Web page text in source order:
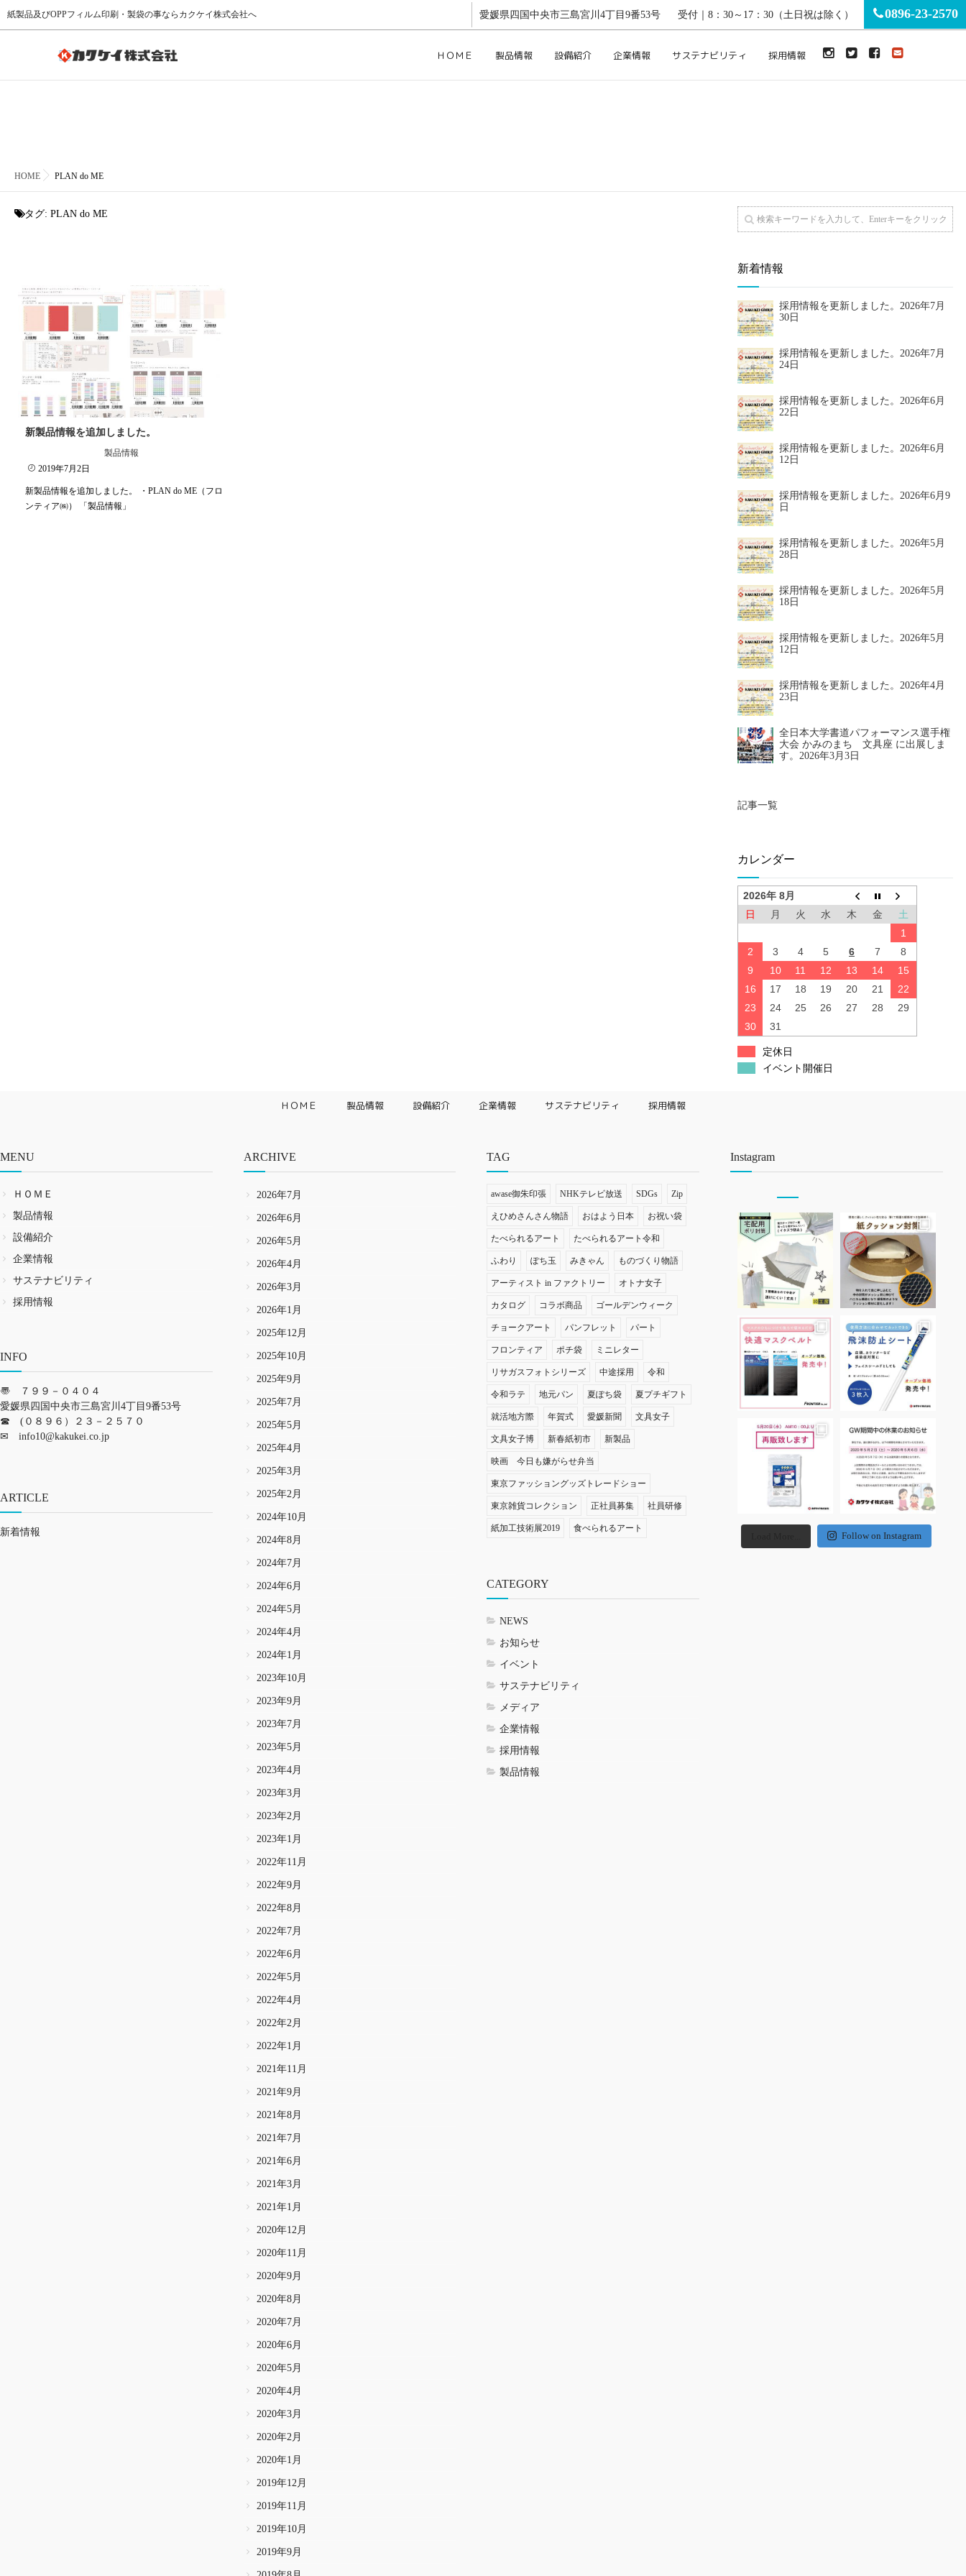
紙製品及びOPPフィルム印刷・製袋の事ならカクケイ株式会社へ 愛媛県四国中央市三島宮川4丁目9番53号 受付｜8：30～17：30（土日祝は除く） 0896-23-2570
ＨＯＭＥ 製品情報 設備紹介 企業情報 サステナビリティ 採用情報
HOME PLAN do ME
タグ: PLAN do ME
新製品情報を追加しました。
製品情報
2019年7月2日
新製品情報を追加しました。 ・PLAN do ME（フロ
ンティア㈱） 「製品情報」
新着情報
採用情報を更新しました。 2026年7月
30日
採用情報を更新しました。 2026年7月
24日
採用情報を更新しました。 2026年6月
22日
採用情報を更新しました。 2026年6月
12日
採用情報を更新しました。 2026年6月9
日
採用情報を更新しました。 2026年5月
28日
採用情報を更新しました。 2026年5月
18日
採用情報を更新しました。 2026年5月
12日
採用情報を更新しました。 2026年4月
23日
全日本大学書道パフォーマンス選手権
大会 かみのまち 文具座 に出展しま
す。 2026年3月3日
記事一覧
カレンダー
2026年 8月
日
月 火 水 木 金
土
1
2
3 4 5 6 7
8
9
10 11 12 13 14
15
16
17 18 19 20 21
22
23
24 25 26 27 28
29
30
31
定休日
イベント開催日
ＨＯＭＥ 製品情報 設備紹介 企業情報 サステナビリティ 採用情報
MENU
ＨＯＭＥ
製品情報
設備紹介
企業情報
サステナビリティ
採用情報
INFO
〠 ７９９－０４０４
愛媛県四国中央市三島宮川4丁目9番53号
☎ (０８９６）２３－２５７０
✉ info10@kakukei.co.jp
ARTICLE
新着情報
ARCHIVE
2026年7月
2026年6月
2026年5月
2026年4月
2026年3月
2026年1月
2025年12月
2025年10月
2025年9月
2025年7月
2025年5月
2025年4月
2025年3月
2025年2月
2024年10月
2024年8月
2024年7月
2024年6月
2024年5月
2024年4月
2024年1月
2023年10月
2023年9月
2023年7月
2023年5月
2023年4月
2023年3月
2023年2月
2023年1月
2022年11月
2022年9月
2022年8月
2022年7月
2022年6月
2022年5月
2022年4月
2022年2月
2022年1月
2021年11月
2021年9月
2021年8月
2021年7月
2021年6月
2021年3月
2021年1月
2020年12月
2020年11月
2020年9月
2020年8月
2020年7月
2020年6月
2020年5月
2020年4月
2020年3月
2020年2月
2020年1月
2019年12月
2019年11月
2019年10月
2019年9月
TAG
awase御朱印張 NHKテレビ放送 SDGs Zip
えひめさんさん物語 おはよう日本 お祝い袋
たべられるアート たべられるアート令和
ふわり ぽち玉 みきゃん ものづくり物語
アーティスト in ファクトリー オトナ女子
カタログ コラボ商品 ゴールデンウィーク
チョークアート パンフレット パート
フロンティア ポチ袋 ミニレター
リサガスフォトシリーズ 中途採用 令和
令和ラテ 地元パン 夏ぽち袋 夏プチギフト
就活地方際 年賀式 愛媛新聞 文具女子
文具女子博 新春紙初市 新製品
映画 今日も嫌がらせ弁当
東京ファッショングッズトレードショー
東京雑貨コレクション 正社員募集 社員研修
紙加工技術展2019 食べられるアート
CATEGORY
NEWS
お知らせ
イベント
サステナビリティ
メディア
企業情報
採用情報
製品情報
Instagram
Follow on Instagram